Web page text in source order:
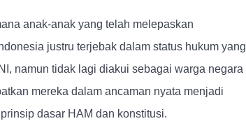
anak-anak yang telah melepaskan
justru terjebak dalam status hukum yang
namun tidak lagi diakui sebagai warga negara
mereka dalam ancaman nyata menjadi
dasar HAM dan konstitusi.